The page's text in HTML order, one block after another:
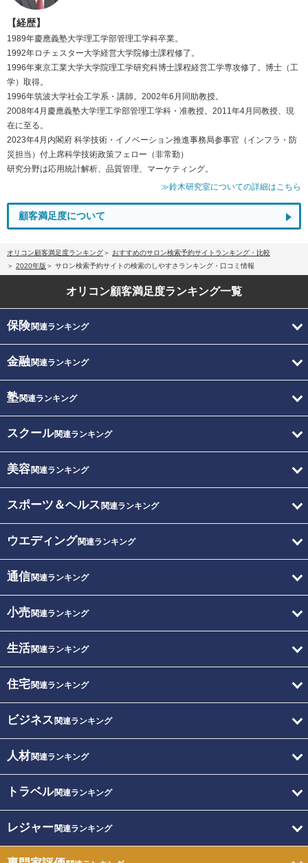
【経歴】
1989年慶應義塾大学理工学部管理工学科卒業。
1992年ロチェスター大学経営大学院修士課程修了。
1996年東京工業大学大学院理工学研究科博士課程経営工学専攻修了。博士（工
学）取得。
1996年筑波大学社会工学系・講師。2002年6月同助教授。
2008年4月慶應義塾大学理工学部管理工学科・准教授。2011年4月同教授、現
在に至る。
2023年4月内閣府 科学技術・イノベーション推進事務局参事官（インフラ・防
災担当）付上席科学技術政策フェロー（非常勤）
研究分野は応用統計解析、品質管理、マーケティング。
≫鈴木研究室についての詳細はこちら
顧客満足度について
オリコン顧客満足度ランキング
おすすめのサロン検索予約サイトランキング・比較
2020年版
サロン検索予約サイトの検索のしやすさランキング・口コミ情報
オリコン顧客満足度ランキング一覧
保険関連ランキング
金融関連ランキング
塾関連ランキング
スクール関連ランキング
美容関連ランキング
スポーツ＆ヘルス 関連ランキング
ウエディング関連ランキング
通信関連ランキング
小売関連ランキング
生活関連ランキング
住宅関連ランキング
ビジネス 関連ランキング
人材関連ランキング
トラベル関連ランキング
レジャー関連ランキング